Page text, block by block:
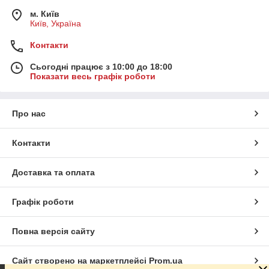
м. Київ
Київ, Україна
Контакти
Сьогодні працює з 10:00 до 18:00
Показати весь графік роботи
Про нас
Контакти
Доставка та оплата
Графік роботи
Повна версія сайту
Сайт створено на маркетплейсі Prom.ua